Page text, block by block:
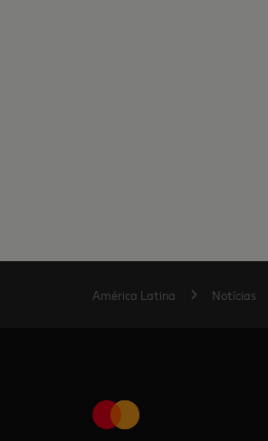
América Latina Notícias